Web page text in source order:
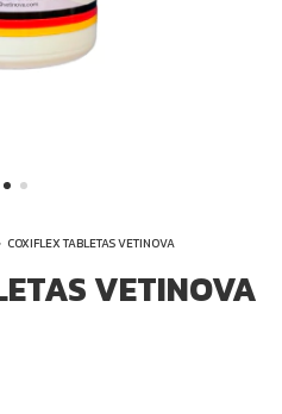
COXIFLEX TABLETAS VETINOVA
VETINOVA